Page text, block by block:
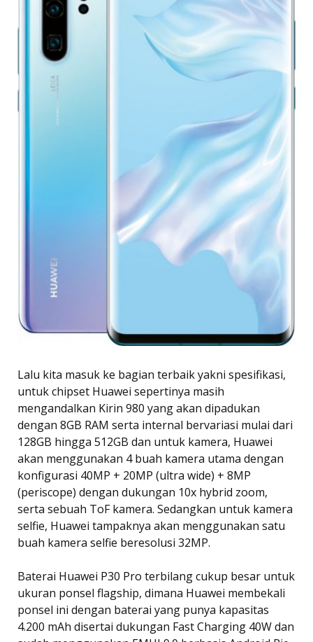
Lalu kita masuk ke bagian terbaik yakni spesifikasi,
untuk chipset Huawei sepertinya masih
mengandalkan Kirin 980 yang akan dipadukan
dengan 8GB RAM serta internal bervariasi mulai dari
128GB hingga 512GB dan untuk kamera, Huawei
akan menggunakan 4 buah kamera utama dengan
konfigurasi 40MP + 20MP (ultra wide) + 8MP
(periscope) dengan dukungan 10x hybrid zoom,
serta sebuah ToF kamera. Sedangkan untuk kamera
selfie, Huawei tampaknya akan menggunakan satu
buah kamera selfie beresolusi 32MP.
Baterai Huawei P30 Pro terbilang cukup besar untuk
ukuran ponsel flagship, dimana Huawei membekali
ponsel ini dengan baterai yang punya kapasitas
4.200 mAh disertai dukungan Fast Charging 40W dan